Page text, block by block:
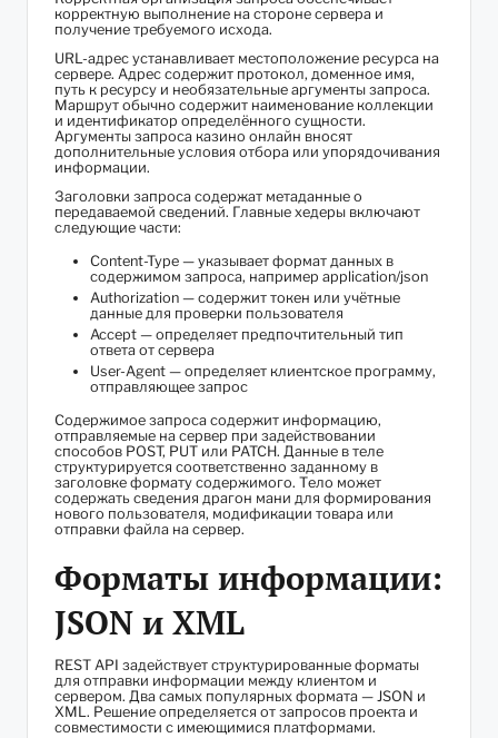
корректную выполнение на стороне сервера и
получение требуемого исхода.
URL-адрес устанавливает местоположение ресурса на
сервере. Адрес содержит протокол, доменное имя,
путь к ресурсу и необязательные аргументы запроса.
Маршрут обычно содержит наименование коллекции
и идентификатор определённого сущности.
Аргументы запроса казино онлайн вносят
дополнительные условия отбора или упорядочивания
информации.
Заголовки запроса содержат метаданные о
передаваемой сведений. Главные хедеры включают
следующие части:
Content-Type — указывает формат данных в
содержимом запроса, например application/json
Authorization — содержит токен или учётные
данные для проверки пользователя
Accept — определяет предпочтительный тип
ответа от сервера
User-Agent — определяет клиентское программу,
отправляющее запрос
Содержимое запроса содержит информацию,
отправляемые на сервер при задействовании
способов POST, PUT или PATCH. Данные в теле
структурируется соответственно заданному в
заголовке формату содержимого. Тело может
содержать сведения драгон мани для формирования
нового пользователя, модификации товара или
отправки файла на сервер.
Форматы информации:
JSON и XML
REST API задействует структурированные форматы
для отправки информации между клиентом и
сервером. Два самых популярных формата — JSON и
XML. Решение определяется от запросов проекта и
совместимости с имеющимися платформами.